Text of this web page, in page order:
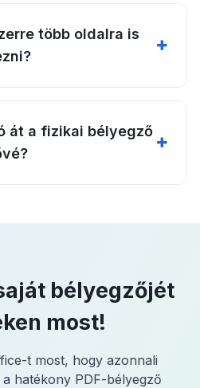
több oldalra is
át a fizikai bélyegző
bélyegzőjét
most!
t most, hogy azonnali
hatékony PDF-bélyegző